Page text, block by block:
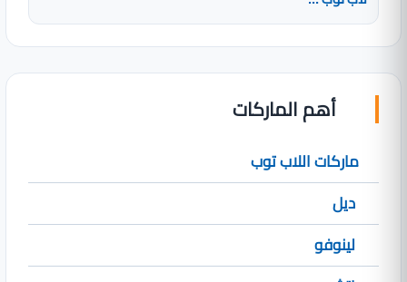
أهم الماركات
ماركات اللاب توب
ديل
لينوفو